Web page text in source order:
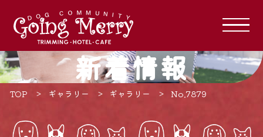
新着情報
TOP ギャラリー ギャラリー No.7879